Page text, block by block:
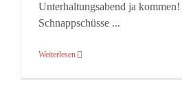
Unterhaltungsabend ja
Schnappschüsse ...
Weiterlesen